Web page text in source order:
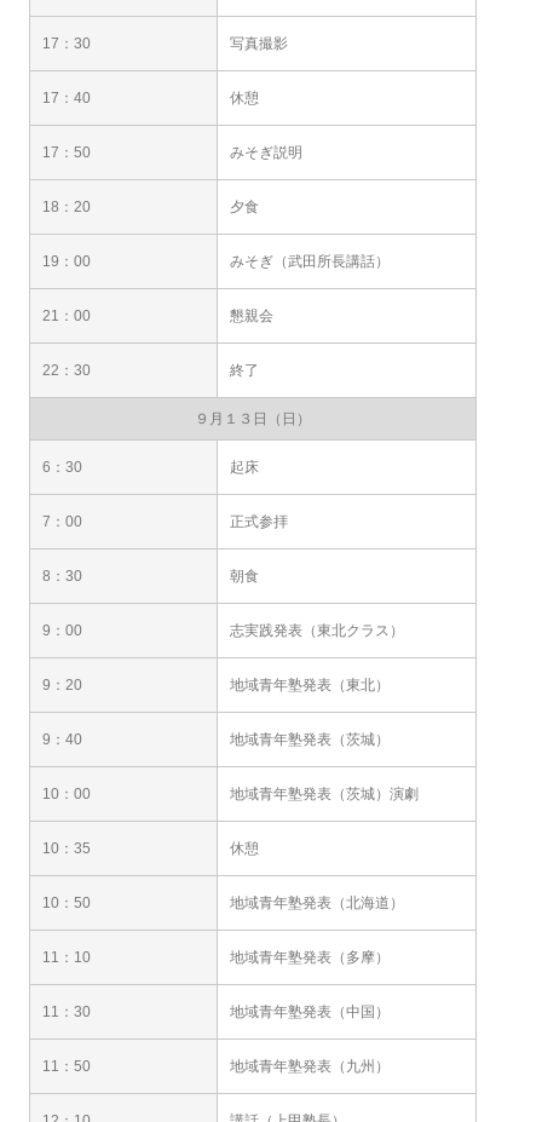
17：30 写真撮影
17：40 休憩
17：50 みそぎ説明
18：20 夕食
19：00 みそぎ（武田所長講話）
21：00 懇親会
22：30 終了
９月１３日（日）
6：30 起床
7：00 正式参拝
8：30 朝食
9：00 志実践発表（東北クラス）
9：20 地域青年塾発表（東北）
9：40 地域青年塾発表（茨城）
10：00 地域青年塾発表（茨城）演劇
10：35 休憩
10：50 地域青年塾発表（北海道）
11：10 地域青年塾発表（多摩）
11：30 地域青年塾発表（中国）
11：50 地域青年塾発表（九州）